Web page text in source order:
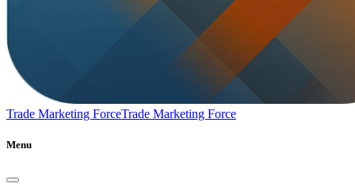
Trade Marketing ForceTrade Marketing Force
Menu